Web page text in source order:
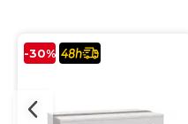
-30%